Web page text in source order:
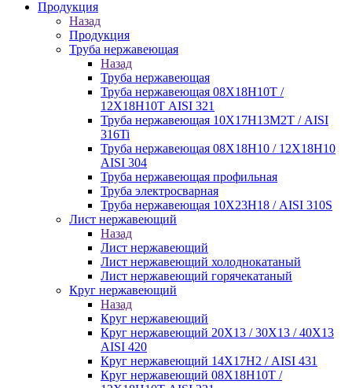
Продукция
Назад
Продукция
Труба нержавеющая
Назад
Труба нержавеющая
Труба нержавеющая 08Х18Н10Т /
12Х18Н10Т AISI 321
Труба нержавеющая 10Х17Н13М2Т / AISI
316Ti
Труба нержавеющая 08Х18Н10 / 12Х18Н10
AISI 304
Труба нержавеющая профильная
Труба электросварная
Труба нержавеющая 10Х23Н18 / AISI 310S
Лист нержавеющий
Назад
Лист нержавеющий
Лист нержавеющий холоднокатаный
Лист нержавеющий горячекатаный
Круг нержавеющий
Назад
Круг нержавеющий
Круг нержавеющий 20Х13 / 30Х13 / 40Х13
AISI 420
Круг нержавеющий 14Х17Н2 / AISI 431
Круг нержавеющий 08Х18Н10Т /